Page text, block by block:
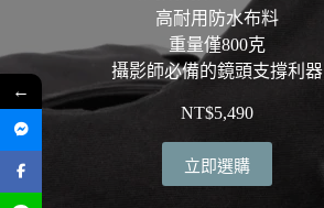
高耐用防水布料
重量僅800克
攝影師必備的鏡頭支撐利器
NT$5,490
立即選購
←